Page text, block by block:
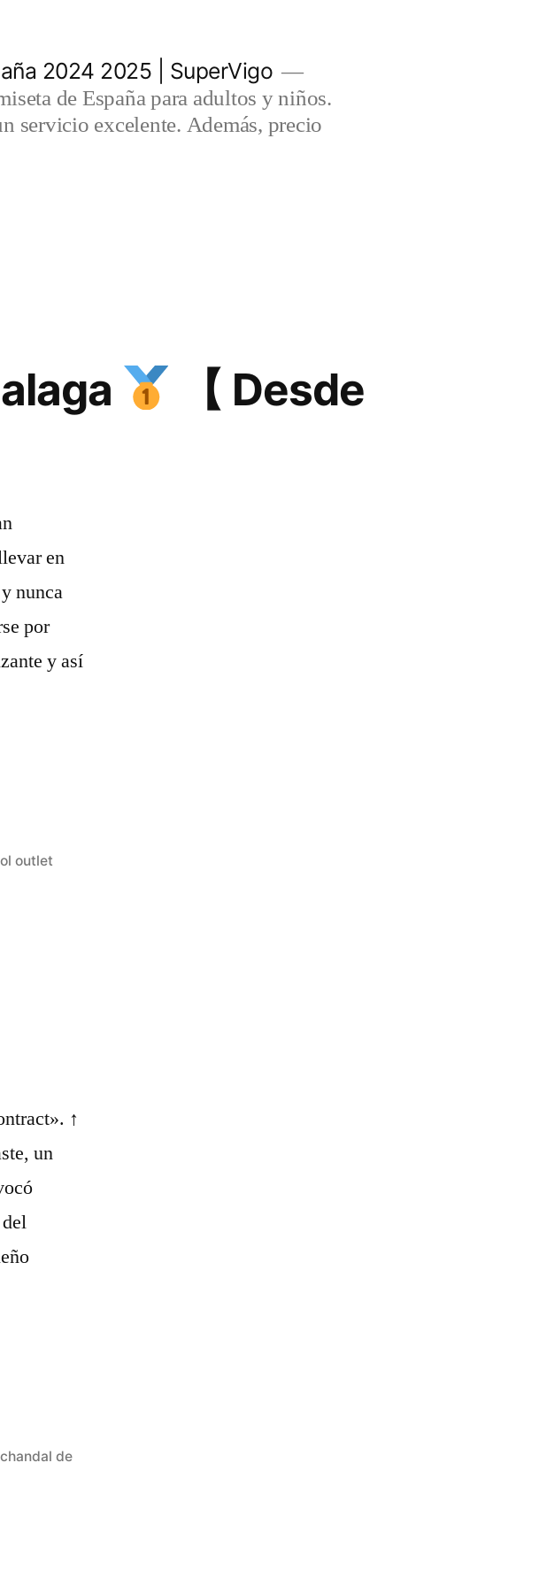
2024 2025 | SuperVigo
de España para adultos y niños.
servicio excelente. Además, precio
【 Desde
en
nunca
por
y así
outlet
↑
un
de